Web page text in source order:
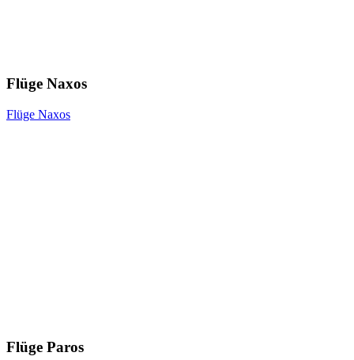
Flüge Naxos
Flüge Naxos
Flüge Paros